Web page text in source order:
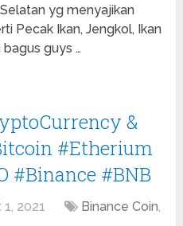
yg menyajikan
Pecak Ikan, Jengkol, Ikan
guys …
&
#Etherium
#Binance #BNB
2021 Binance Coin,